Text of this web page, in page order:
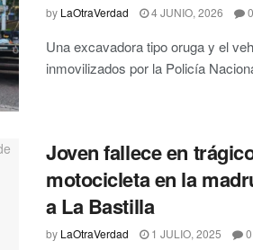
by LaOtraVerdad 4 JUNIO, 2026 0
Una excavadora tipo oruga y el
inmovilizados por la Policía
Joven fallece en
motocicleta en la
a La Bastilla
by LaOtraVerdad 1 JULIO, 2025 0